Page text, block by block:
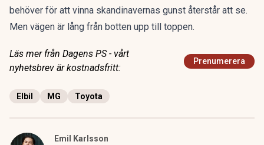
behöver för att vinna skandinavernas gunst återstår att se.
Men vägen är lång från botten upp till toppen.
Läs mer från Dagens PS - vårt
nyhetsbrev är kostnadsfritt:
Prenumerera
Elbil MG Toyota
Emil Karlsson